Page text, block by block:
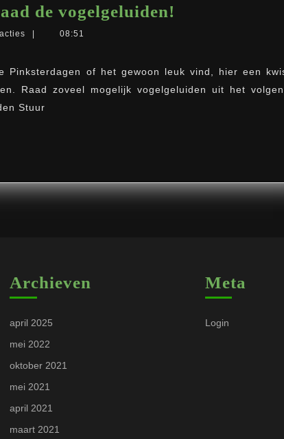
de vogelgeluiden!
08:51
Pinksterdagen of het gewoon leuk vind, hier een
Raad zoveel mogelijk vogelgeluiden uit het
Stuur
Archieven
april 2025
mei 2022
oktober 2021
mei 2021
april 2021
maart 2021
Meta
Login